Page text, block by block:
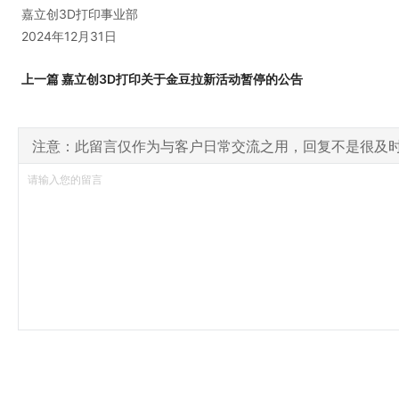
嘉立创3D打印事业部
2024年12月31日
上一篇 嘉立创3D打印关于金豆拉新活动暂停的公告
注意：此留言仅作为与客户日常交流之用，回复不是很及